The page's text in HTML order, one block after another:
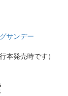
サンデー
本発売時です）